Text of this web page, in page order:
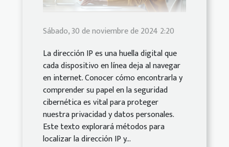
Sábado, 30 de noviembre de 2024 2:20
La dirección IP es una huella digital que
cada dispositivo en línea deja al navegar
en internet. Conocer cómo encontrarla y
comprender su papel en la seguridad
cibernética es vital para proteger
nuestra privacidad y datos personales.
Este texto explorará métodos para
localizar la dirección IP y...